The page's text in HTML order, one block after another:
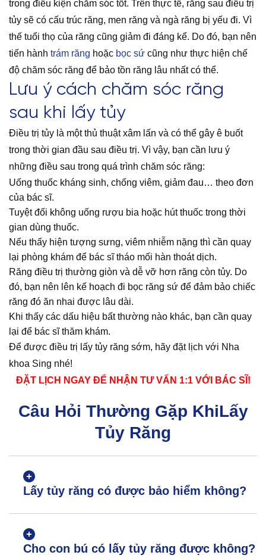
trong điều kiện chăm sóc tốt. Trên thực tế, răng sau điều trị
tủy sẽ có cấu trúc răng, men răng và ngà răng bị yếu đi. Vì
thế tuổi thọ của răng cũng giảm đi đáng kể. Do đó, bạn nên
tiến hành trám răng hoặc bọc sứ cũng như thực hiện chế
độ chăm sóc răng để bảo tồn răng lâu nhất có thể.
Lưu ý cách chăm sóc răng
sau khi lấy tủy
Điều trị tủy là một thủ thuật xâm lấn và có thể gây ê buốt
trong thời gian đầu sau điều trị. Vì vậy, bạn cần lưu ý
những điều sau trong quá trình chăm sóc răng:
Uống thuốc kháng sinh, chống viêm, giảm đau… theo đơn
của bác sĩ.
Tuyệt đối không uống rượu bia hoặc hút thuốc trong thời
gian dùng thuốc.
Nếu thấy hiện tượng sưng, viêm nhiễm nặng thì cần quay
lại phòng khám để bác sĩ tháo mối hàn thoát dịch.
Răng điều trị thường giòn và dễ vỡ hơn răng còn tủy. Do
đó, bạn nên lên kế hoạch đi bọc răng sứ để đảm bảo chiếc
răng đó ăn nhai được lâu dài.
Khi thấy các dấu hiệu bất thường nào khác, bạn cần quay
lại để bác sĩ thăm khám.
Để được điều trị lấy tủy răng sớm, hãy đặt lịch với Nha
khoa Sing nhé!
ĐẶT LỊCH NGAY ĐỂ NHẬN TƯ VẤN 1:1 VỚI BÁC SĨ!
Câu Hỏi Thường Gặp KhiLấy
Tủy Răng
Lấy tủy răng có được bảo hiểm không?
Cho con bú có lấy tủy răng được không?